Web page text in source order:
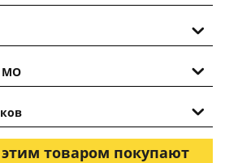
МО
товаром покупают